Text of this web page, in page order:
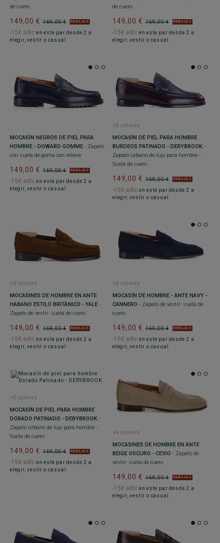
de cuero
169,00 €
149,00 € REBAJAS
-15€ adic en este par desde 2 a
elegir, vestir o casual
de cuero
169,00 €
149,00 € REBAJAS
-15€ adic en este par desde 2 a
elegir, vestir o casual
MOCASÍN NEGROS DE PIEL PARA
HOMBRE - DOWARD GOMME - Zapato
con suela de goma con relieve
169,00 €
149,00 € REBAJAS
-15€ adic en este par desde 2 a
elegir, vestir o casual
+5 colores
MOCASÍN DE PIEL PARA HOMBRE
BURDEOS PATINADO - DERYBROOK -
Zapato urbano de lujo para hombre -
Suela de cuero
169,00 €
149,00 € REBAJAS
-15€ adic en este par desde 2 a
elegir, vestir o casual
+3 colores
MOCASINES DE HOMBRE EN ANTE
HABANO ESTILO BRITÁNICO - YALE -
Zapato de vestir- suela de cuero
169,00 €
149,00 € REBAJAS
-15€ adic en este par desde 2 a
elegir, vestir o casual
+2 colores
MOCASÍN DE HOMBRE - ANTE NAVY -
CANNERO - Zapato de vestir- suela de
cuero
169,00 €
149,00 € REBAJAS
-15€ adic en este par desde 2 a
elegir, vestir o casual
+5 colores
MOCASÍN DE PIEL PARA HOMBRE
DORADO PATINADO - DERYBROOK -
Zapato urbano de lujo para hombre -
Suela de cuero
169,00 €
149,00 € REBAJAS
-15€ adic en este par desde 2 a
elegir, vestir o casual
+4 colores
MOCASINES DE HOMBRE EN ANTE
BEIGE OSCURO - CEVIO - Zapato de
vestir- suela de cuero
169,00 €
149,00 € REBAJAS
-15€ adic en este par desde 2 a
elegir, vestir o casual